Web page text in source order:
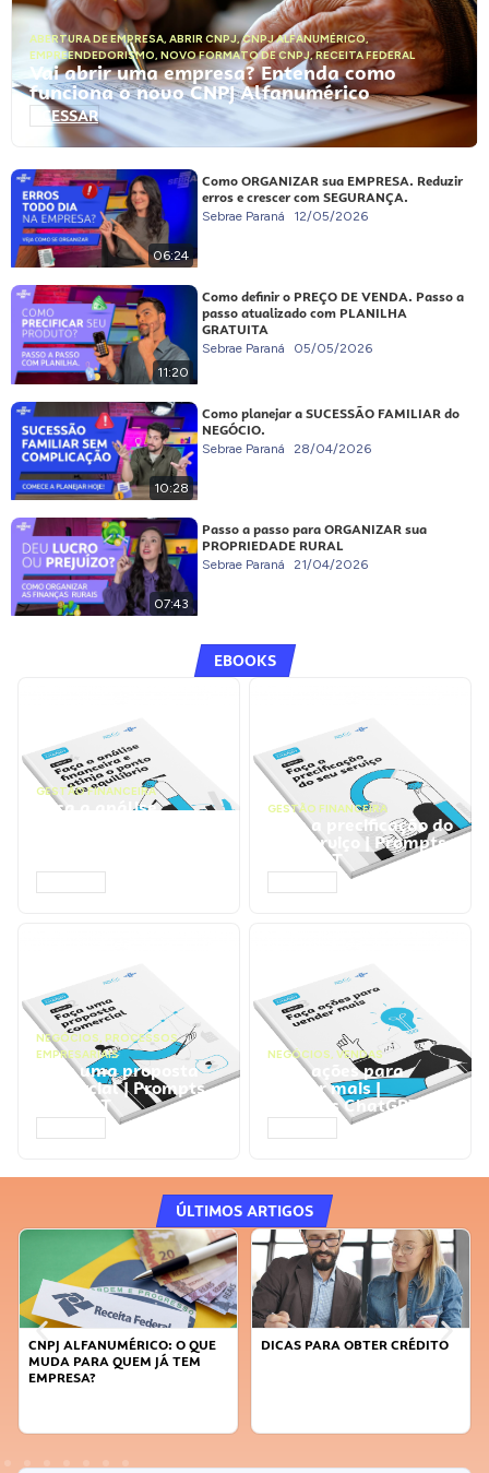
ABERTURA DE EMPRESA, ABRIR CNPJ,CNPJ ALFANUMÉRICO,
EMPREENDEDORISMO, NOVO FORMATO DE CNPJ,RECEITA FEDERAL
Vai abrir uma empresa? Entenda como
funciona o novo CNPJ Alfanumérico
ACESSAR
06:24
Como ORGANIZAR sua EMPRESA. Reduzir
erros e crescer com SEGURANÇA.
Sebrae Paraná 12/05/2026
11:20
Como definir o PREÇO DE VENDA. Passo a
passo atualizado com PLANILHA
GRATUITA
Sebrae Paraná 05/05/2026
10:28
Como planejar a SUCESSÃO FAMILIAR do
NEGÓCIO.
Sebrae Paraná 28/04/2026
07:43
Passo a passo para ORGANIZAR sua
PROPRIEDADE RURAL
Sebrae Paraná 21/04/2026
EBOOKS
GESTÃO FINANCEIRA
Faça a análise GESTÃO FINANCEIRA
Faça a precificação do
seu serviço | Prompts
ChatGPT
NEGÓCIOS, PROCESSOS
EMPRESARIAIS
Faça uma proposta
comercial | Prompts
ChatGPT
NEGÓCIOS, VENDAS
Faça ações para
vender mais |
Prompts ChatGPT
ÚLTIMOS ARTIGOS
CNPJ ALFANUMÉRICO: O QUE
MUDA PARA QUEM JÁ TEM
EMPRESA?
DICAS PARA OBTER CRÉDITO